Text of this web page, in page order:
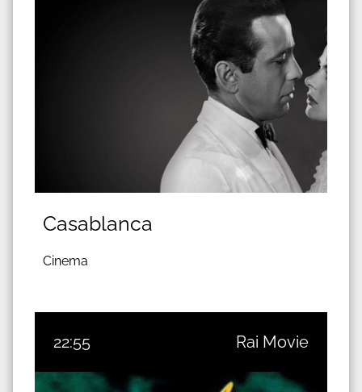
Casablanca
Cinema
22:55 Rai Movie